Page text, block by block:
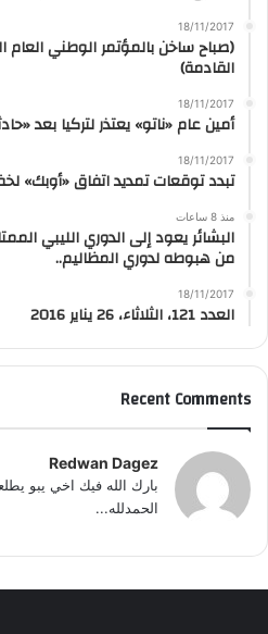
18/11/2017
(صباح ساخن بالمؤتمر الوطني العام
القادمة)
18/11/2017
أمين عام «ناتو» يعتذر لتركيا بعد
18/11/2017
تبدد توقعات تمديد اتفاق «أوبك»
منذ 8 ساعات
البشائر يعود إلى الدوري الليبي
من هبوطه لدوري المظاليم..
18/11/2017
العدد 121، الثلاثاء، 26 يناير 2016
Recent Comments
Redwan Dagez
بارك الله فيك اخي يبو
الحمدلله...